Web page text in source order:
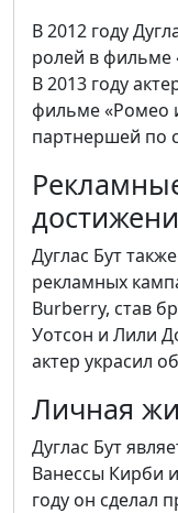
В 2012 году
ролей в фильме
В 2013 году
фильме «Ромео
партнершей по
Дуглас Бут
рекламных
Burberry, став
Уотсон и Лили
актер украсил
Личная
Дуглас Бут
Ванессы Кирби
году он сделал